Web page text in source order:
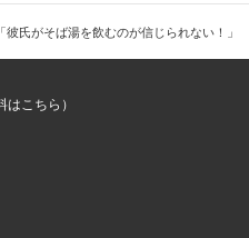
「彼氏がそば湯を飲むのが信じられない！
こちら）